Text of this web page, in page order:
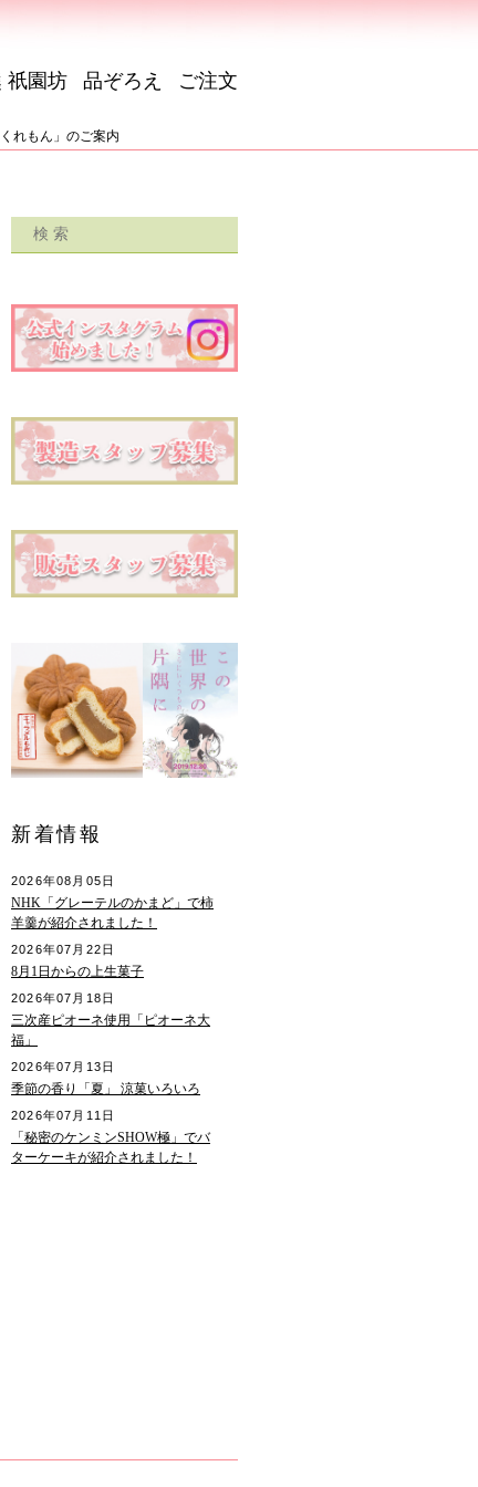
祇園坊 品ぞろえ ご注文
れもん」のご案内
新着情報
2026年08月05日
NHK「グレーテルのかまど」で柿
羊羹が紹介されました！
2026年07月22日
8月1日からの上生菓子
2026年07月18日
三次産ピオーネ使用「ピオーネ大
福」
2026年07月13日
季節の香り「夏」 涼菓いろいろ
2026年07月11日
「秘密のケンミンSHOW極」でバ
ターケーキが紹介されました！